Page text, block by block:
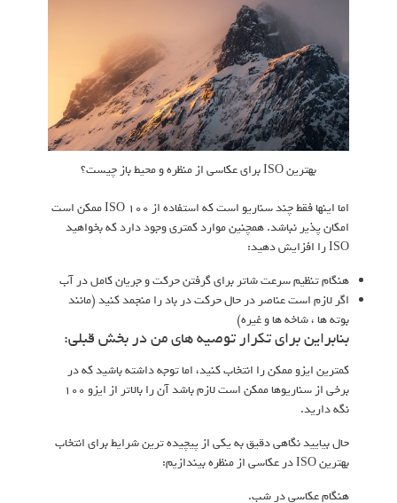
بهترین ISO برای عکاسی از منظره و محیط باز چیست؟
اما اینها فقط چند سناریو است که استفاده از ISO 100 ممکن است
امکان پذیر نباشد. همچنین موارد کمتری وجود دارد که بخواهید
ISO را افزایش دهید:
هنگام تنظیم سرعت شاتر برای گرفتن حرکت و جریان کامل در آب
اگر لازم است عناصر در حال حرکت در باد را منجمد کنید (مانند
بوته ها ، شاخه ها و غیره)
بنابراین برای تکرار توصیه های من در بخش قبلی:
کمترین ایزو ممکن را انتخاب کنید، اما توجه داشته باشید که در
برخی از سناریوها ممکن است لازم باشد آن را بالاتر از ایزو 100
نگه دارید.
حال بیایید نگاهی دقیق به یکی از پیچیده ترین شرایط برای انتخاب
بهترین ISO در عکاسی از منظره بیندازیم:
هنگام عکاسی در شب.